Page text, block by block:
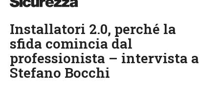
Installatori 2.0, perché la
sfida comincia dal
professionista – intervista a
Stefano Bocchi